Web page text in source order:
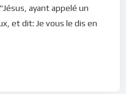
ayant appelé un
et dit: Je vous le dis en